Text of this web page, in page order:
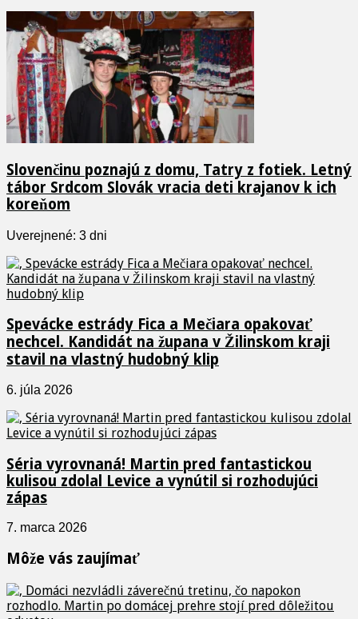
Slovenčinu poznajú z domu, Tatry z fotiek. Letný
tábor Srdcom Slovák vracia deti krajanov k ich
koreňom
Uverejnené: 3 dni
Spevácke estrády Fica a Mečiara opakovať
nechcel. Kandidát na župana v Žilinskom kraji
stavil na vlastný hudobný klip
6. júla 2026
Séria vyrovnaná! Martin pred fantastickou
kulisou zdolal Levice a vynútil si rozhodujúci
zápas
7. marca 2026
Môže vás zaujímať